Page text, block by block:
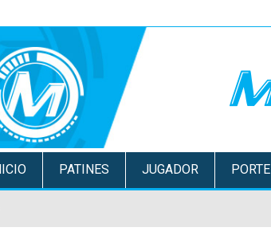
PATINES JUGADOR